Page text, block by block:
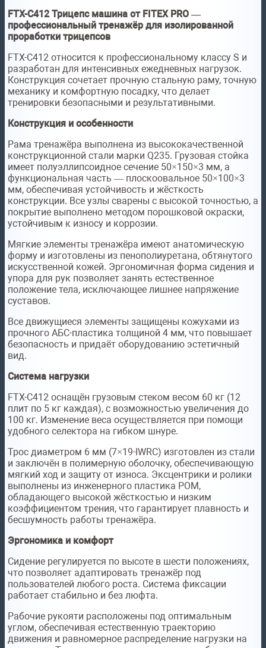
FTX-C412 Трицепс машина от FITEX PRO —
профессиональный тренажёр для изолированной
проработки трицепсов
FTX-C412 относится к профессиональному классу S и
разработан для интенсивных ежедневных нагрузок.
Конструкция сочетает прочную стальную раму, точную
механику и комфортную посадку, что делает
тренировки безопасными и результативными.
Конструкция и особенности
Рама тренажёра выполнена из высококачественной
конструкционной стали марки Q235. Грузовая стойка
имеет полуэллипсоидное сечение 50×150×3 мм, а
функциональная часть — плоскоовальное 50×100×3
мм, обеспечивая устойчивость и жёсткость
конструкции. Все узлы сварены с высокой точностью, а
покрытие выполнено методом порошковой окраски,
устойчивым к износу и коррозии.
Мягкие элементы тренажёра имеют анатомическую
форму и изготовлены из пенополиуретана, обтянутого
искусственной кожей. Эргономичная форма сидения и
упора для рук позволяет занять естественное
положение тела, исключающее лишнее напряжение
суставов.
Все движущиеся элементы защищены кожухами из
прочного АБС-пластика толщиной 4 мм, что повышает
безопасность и придаёт оборудованию эстетичный
вид.
Система нагрузки
FTX-C412 оснащён грузовым стеком весом 60 кг (12
плит по 5 кг каждая), с возможностью увеличения до
100 кг. Изменение веса осуществляется при помощи
удобного селектора на гибком шнуре.
Трос диаметром 6 мм (7×19-IWRC) изготовлен из стали
и заключён в полимерную оболочку, обеспечивающую
мягкий ход и защиту от износа. Эксцентрики и ролики
выполнены из инженерного пластика POM,
обладающего высокой жёсткостью и низким
коэффициентом трения, что гарантирует плавность и
бесшумность работы тренажёра.
Эргономика и комфорт
Сидение регулируется по высоте в шести положениях,
что позволяет адаптировать тренажёр под
пользователей любого роста. Система фиксации
работает стабильно и без люфта.
Рабочие рукояти расположены под оптимальным
углом, обеспечивая естественную траекторию
движения и равномерное распределение нагрузки на